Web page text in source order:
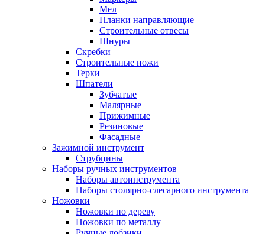
Мел
Планки направляющие
Строительные отвесы
Шнуры
Скребки
Строительные ножи
Терки
Шпатели
Зубчатые
Малярные
Прижимные
Резиновые
Фасадные
Зажимной инструмент
Струбцины
Наборы ручных инструментов
Наборы автоинструмента
Наборы столярно-слесарного инструмента
Ножовки
Ножовки по дереву
Ножовки по металлу